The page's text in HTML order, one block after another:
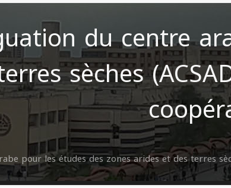
du centre
sèches
pour les études des zones arides et des terres